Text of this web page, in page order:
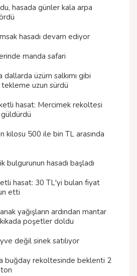
hasada günler kala arpa
hasadı devam ediyor
manda safari
dallarda üzüm salkımı gibi
uzun sürdü
hasat: Mercimek rekoltesi
kilosu 500 ile bin TL arasında
bulgurunun hasadı başladı
hasat: 30 TL'yi bulan fiyat
etti
yağışların ardından mantar
poşetler doldu
değil sinek satılıyor
buğday rekoltesinde beklenti 2